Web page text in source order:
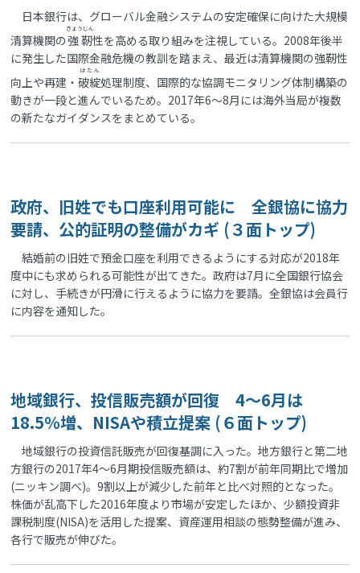
日本銀行は、グローバル金融システムの安定確保に向けた大規模
清算機関の 強靭
きょうじん
性を高める取り組みを注視している。2008年後半
に発生した国際金融危機の教訓を踏まえ、最近は清算機関の強靭性
向上や再建・破綻
はたん
処理制度、国際的な協調モニタリング体制構築の
動きが一段と進んでいるため。2017年6～8月には海外当局が複数
の新たなガイダンスをまとめている。
政府、旧姓でも口座利用可能に 全銀協に協力
要請、公的証明の整備がカギ (３面トップ)
結婚前の旧姓で預金口座を利用できるようにする対応が2018年
度中にも求められる可能性が出てきた。政府は7月に全国銀行協会
に対し、手続きが円滑に行えるように協力を要請。全銀協は会員行
に内容を通知した。
地域銀行、投信販売額が回復 4～6月は
18.5％増、NISAや積立提案 (６面トップ)
地域銀行の投資信託販売が回復基調に入った。地方銀行と第二地
方銀行の2017年4～6月期投信販売額は、約7割が前年同期比で増加
(ニッキン調べ)。9割以上が減少した前年と比べ対照的となった。
株価が乱高下した2016年度より市場が安定したほか、少額投資非
課税制度(NISA)を活用した提案、資産運用相談の態勢整備が進み、
各行で販売が伸びた。